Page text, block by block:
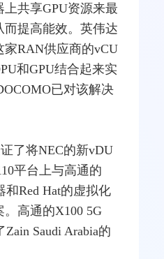
共享GPU资源来最
提高能效。英伟达
RAN供应商的vCU
和GPU结合起来实
已对该解决
了将NEC的新vDU
平台上与高通的
和Red Hat的虚拟化
高通的X100 5G
Saudi Arabia的